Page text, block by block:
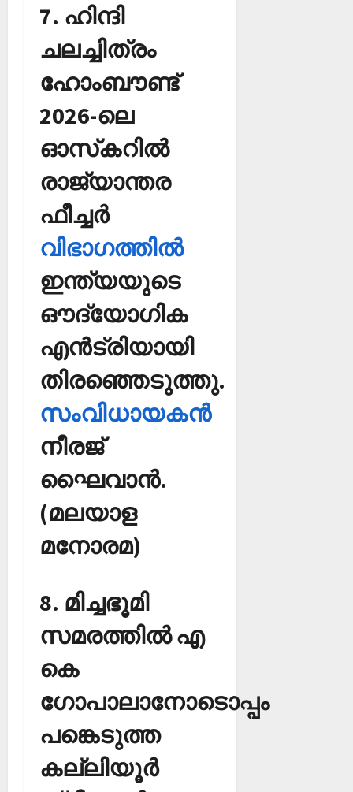
7. ഹിന്ദി
ചലച്ചിത്രം
ഹോംബൗണ്ട്
2026-ലെ
ഓസ്‌കറില്‍
രാജ്യാന്തര
ഫീച്ചര്‍
വിഭാഗത്തില്‍
ഇന്ത്യയുടെ
ഔദ്യോഗിക
എന്‍ട്രിയായി
തിരഞ്ഞെടുത്തു.
സംവിധായകന്‍
നീരജ്
ഘൈവാന്‍.
(മലയാള
മനോരമ)
8. മിച്ചഭൂമി
സമരത്തില്‍ എ
കെ
ഗോപാലാനോടൊപ്പം
പങ്കെടുത്ത
കല്ലിയൂര്‍